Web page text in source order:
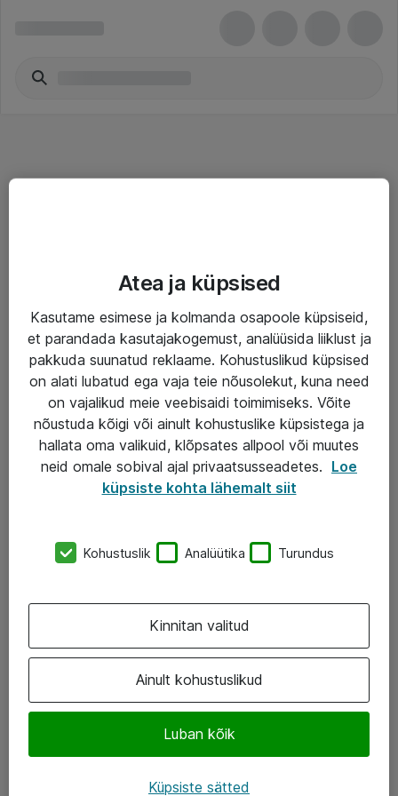
Haldusteenused
Garantii
Turva- ja nõrkvoolulahendused
AS ATEA
+372 659 3591
Järvevana tee 7b, 10112 Tallinn
Facebook
Atea ja küpsised
Kasutame esimese ja kolmanda osapoole küpsiseid,
et parandada kasutajakogemust, analüüsida liiklust ja
pakkuda suunatud reklaame. Kohustuslikud küpsised
on alati lubatud ega vaja teie nõusolekut, kuna need
on vajalikud meie veebisaidi toimimiseks. Võite
nõustuda kõigi või ainult kohustuslike küpsistega ja
hallata oma valikuid, klõpsates allpool või muutes
neid omale sobival ajal privaatsusseadetes. Loe
küpsiste kohta lähemalt siit
Kohustuslik Analüütika Turundus
Ainult kohustuslikud
Luban kõik
Kinnitan valitud
Küpsiste sätted